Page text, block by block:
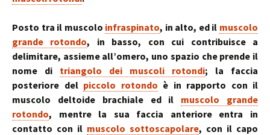
Posto tra il muscolo infraspinato, in alto, ed il muscolo
grande rotondo, in basso, con cui contribuisce a
delimitare, assieme all’omero, uno spazio che prende il
nome di triangolo dei muscoli rotondi; la faccia
posteriore del piccolo rotondo è in rapporto con il
muscolo deltoide brachiale ed il muscolo grande
rotondo, mentre la sua faccia anteriore entra in
contatto con il muscolo sottoscapolare, con il capo